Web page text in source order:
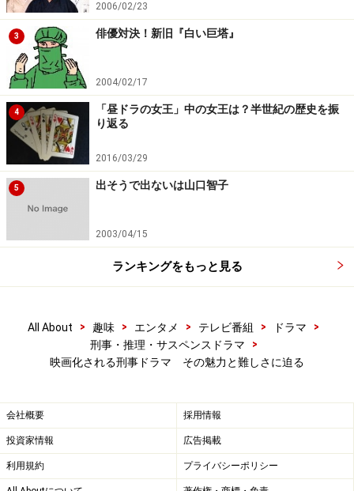
2006/02/23
3 俳優対決！新旧『白い巨塔』
2004/02/17
4
「昼ドラの女王」中の女王は？半世紀の歴史を振
り返る
2016/03/29
5 出そうで出ないは山口智子
2003/04/15
ランキングをもっと見る
All About > 趣味 > エンタメ > テレビ番組 > ドラマ
>
刑事・推理・サスペンスドラマ
>
映画化される刑事ドラマ その魅力と難しさに迫る
会社概要 採用情報
投資家情報 広告掲載
利用規約 プライバシーポリシー